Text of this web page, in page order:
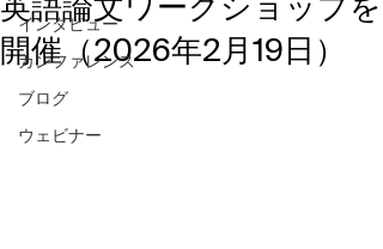
インタビュー
カンファレンス
ブログ
ウェビナー
英語論文ワークショップを
開催（2026年2月19日）